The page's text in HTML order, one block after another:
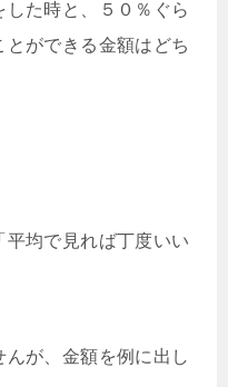
た時と、５０％ぐら
ができる金額はどち
平均で見れば丁度いい
が、金額を例に出し